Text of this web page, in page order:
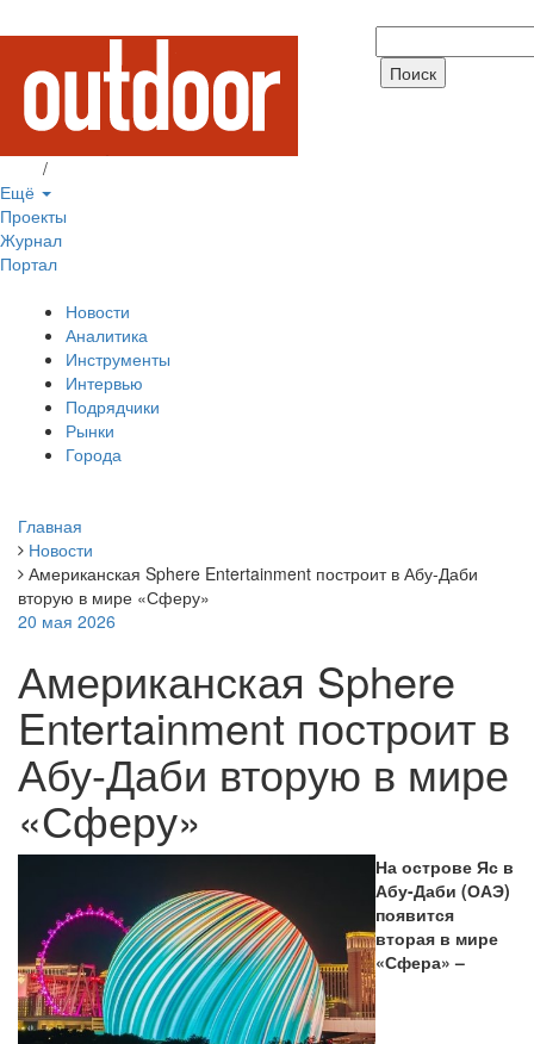
/
Ещё
Проекты
Журнал
Портал
Новости
Аналитика
Инструменты
Интервью
Подрядчики
Рынки
Города
Главная
Новости
Американская Sphere Entertainment построит в Абу-Даби
вторую в мире «Сферу»
20 мая 2026
Американская Sphere
Entertainment построит в
Абу-Даби вторую в мире
«Сферу»
На острове Яс в
Абу-Даби (ОАЭ)
появится
вторая в мире
«Сфера» –